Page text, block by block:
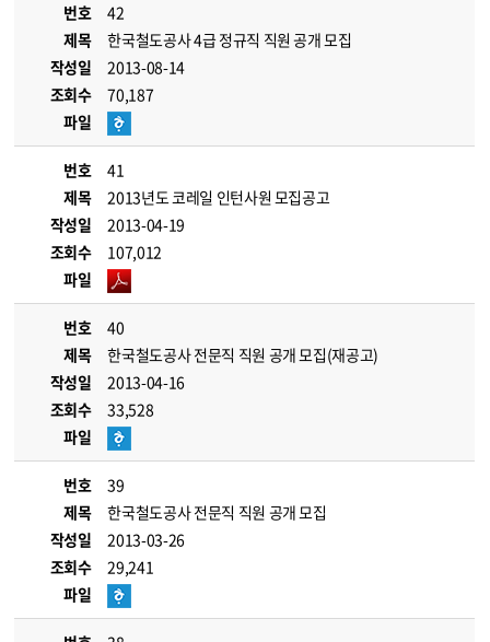
번호
42
제목
한국철도공사 4급 정규직 직원 공개 모집
작성일
2013-08-14
조회수
70,187
파일
번호
41
제목
2013년도 코레일 인턴사원 모집공고
작성일
2013-04-19
조회수
107,012
파일
번호
40
제목
한국철도공사 전문직 직원 공개 모집(재공고)
작성일
2013-04-16
조회수
33,528
파일
번호
39
제목
한국철도공사 전문직 직원 공개 모집
작성일
2013-03-26
조회수
29,241
파일